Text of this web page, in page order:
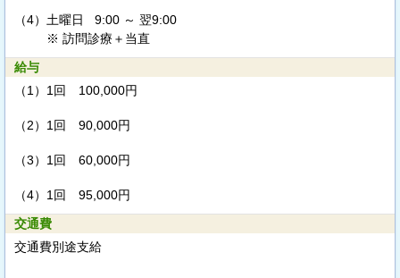
（4） 土曜日 9:00 ～ 翌9:00
※ 訪問診療＋当直
給与
（1） 1回 100,000円
（2） 1回 90,000円
（3） 1回 60,000円
（4） 1回 95,000円
交通費
交通費別途支給